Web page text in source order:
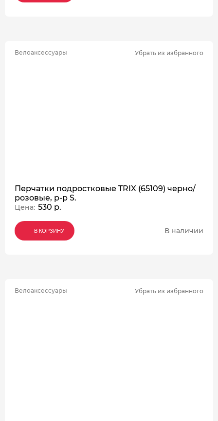
Велоаксессуары Убрать из избранного
Перчатки подростковые TRIX (65109) черно/
розовые, р-р S.
Цена: 530 р.
В КОРЗИНУ
В КОРЗИНУ
В КОРЗИНУ В наличии
Велоаксессуары Убрать из избранного